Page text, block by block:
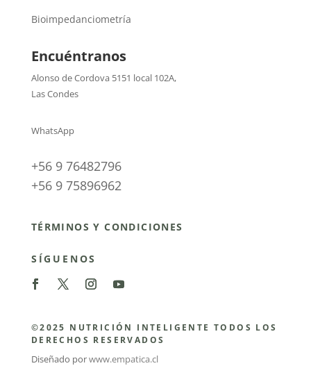
Bioimpedanciometría
Encuéntranos
Alonso de Cordova 5151 local 102A,
Las Condes
WhatsApp
+56 9 76482796
+56 9 75896962
TÉRMINOS Y CONDICIONES
SÍGUENOS
©2025 NUTRICIÓN INTELIGENTE TODOS LOS
DERECHOS RESERVADOS
Diseñado porwww.empatica.cl